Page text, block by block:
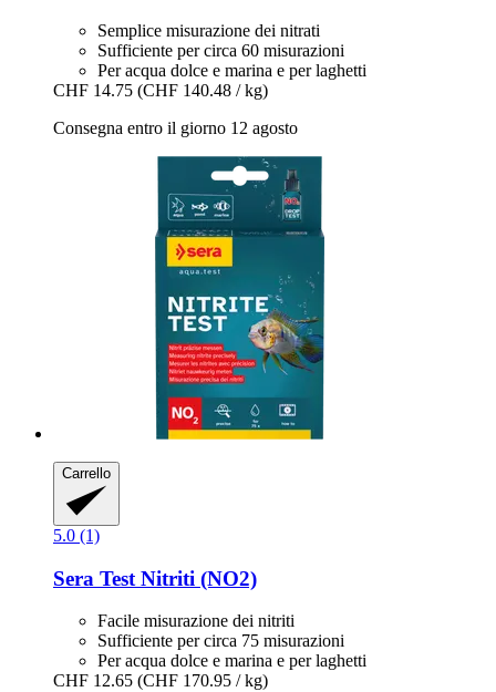
Semplice misurazione dei nitrati
Sufficiente per circa 60 misurazioni
Per acqua dolce e marina e per laghetti
CHF 14.75 (CHF 140.48 / kg)
Consegna entro il giorno 12 agosto
Carrello
5.0 (1)
Sera Test Nitriti (NO2)
Facile misurazione dei nitriti
Sufficiente per circa 75 misurazioni
Per acqua dolce e marina e per laghetti
CHF 12.65 (CHF 170.95 / kg)